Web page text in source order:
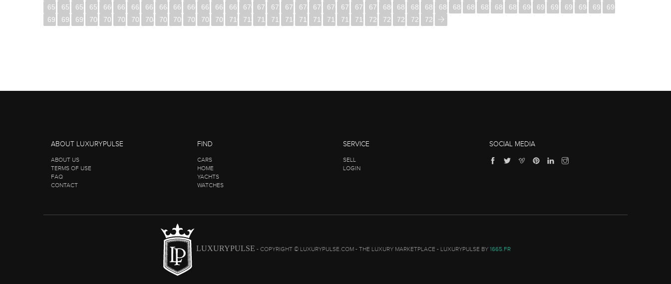
656
657 658 659 660 661 662 663 664 665 666 667 668 669 670 671 672 673 674 675 676 677 678 679 680 681 682 683 684 685 686 687 688 689 690 691 692 693 694 695
696
697
698 699 700 701 702 703 704 705 706 707 708 709 710 711 712 713 714 715 716 717 718 719 720 721 722 723 724
ABOUT LUXURYPULSE
ABOUT US
TERMS OF USE
FAQ
CONTACT
FIND
CARS
HOME
YACHTS
WATCHES
SERVICE
SELL
LOGIN
SOCIAL MEDIA
LUXURYPULSE - COPYRIGHT © LUXURYPULSE.COM - THE LUXURY MARKETPLACE - LUXURYPULSE BY 1665.FR